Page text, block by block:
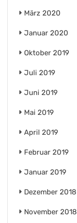
März 2020
Januar 2020
Oktober 2019
Juli 2019
Juni 2019
Mai 2019
April 2019
Februar 2019
Januar 2019
Dezember 2018
November 2018